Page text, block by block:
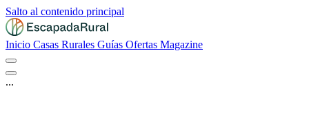
Salto al contenido principal
Inicio Casas Rurales Guías Ofertas Magazine
...